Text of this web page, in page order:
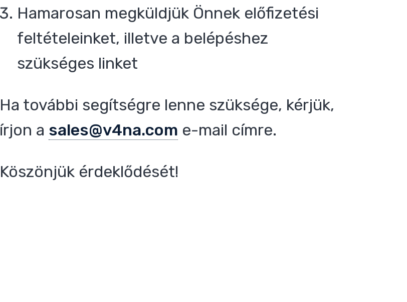
Hamarosan megküldjük Önnek előfizetési
feltételeinket, illetve a belépéshez
szükséges linket
Ha további segítségre lenne szüksége, kérjük,
írjon a sales@v4na.com e-mail címre.
Köszönjük érdeklődését!